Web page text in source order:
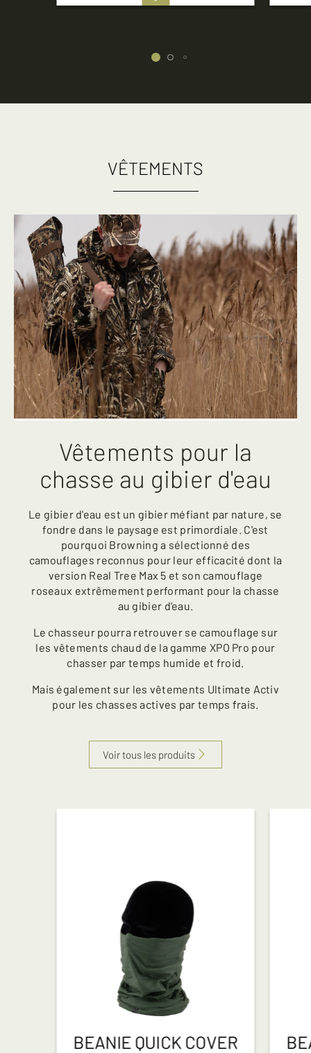
VÊTEMENTS
Vêtements pour la
chasse au gibier d'eau
Le gibier d'eau est un gibier méfiant par nature, se
fondre dans le paysage est primordiale. C'est
pourquoi Browning a sélectionné des
camouflages reconnus pour leur efficacité dont la
version Real Tree Max 5 et son camouflage
roseaux extrêmement performant pour la chasse
au gibier d'eau.
Le chasseur pourra retrouver se camouflage sur
les vêtements chaud de la gamme XPO Pro pour
chasser par temps humide et froid.
Mais également sur les vêtements Ultimate Activ
pour les chasses actives par temps frais.
Voir tous les produits
BEANIE QUICK COVER